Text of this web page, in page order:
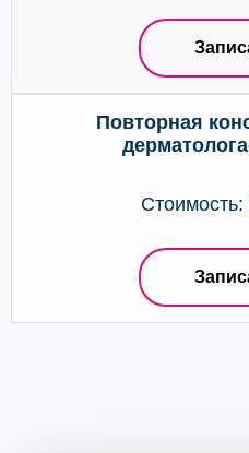
Повторная
Стоимость: